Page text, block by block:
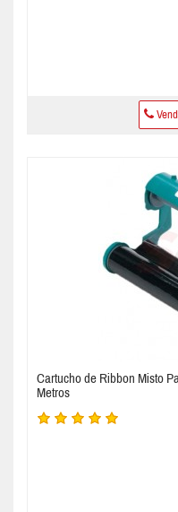
Cartucho de Ribbon Misto
Metros